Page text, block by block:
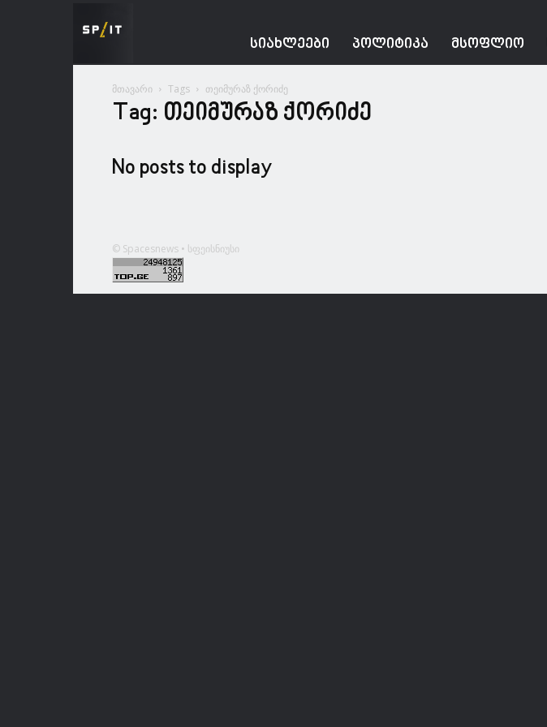
ᲡᲘᲐᲮᲚᲔᲔᲑᲘ ᲞᲝᲚᲘᲢᲘᲙᲐ ᲛᲡᲝᲤᲚᲘᲝ
მთავარი Tags თეიმურაზ ქორიძე
Tag: თეიმურაზ ქორიძე
No posts to display
© Spacesnews • სფეისნიუსი